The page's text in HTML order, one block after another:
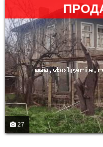
27